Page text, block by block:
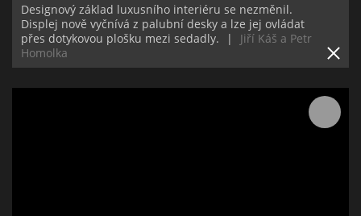
Designový základ luxusního interiéru se nezměnil.
Displej nově vyčnívá z palubní desky a lze jej ovládat
přes dotykovou plošku mezi sedadly.
|
Jiří Káš a Petr
Homolka